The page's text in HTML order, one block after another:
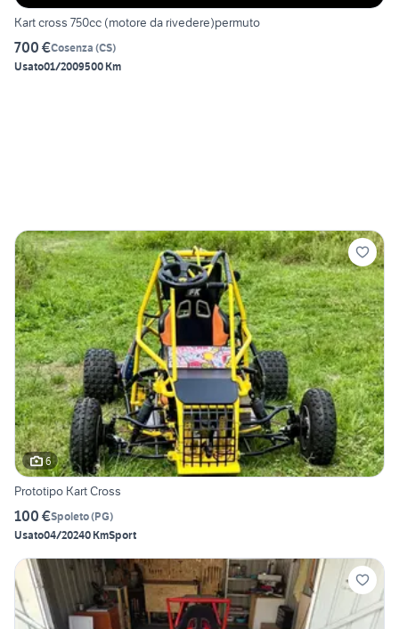
Kart cross 750cc (motore da rivedere)permuto
700 €Cosenza (CS)
Usato01/2009500 Km
6
Prototipo Kart Cross
100 €Spoleto(PG)
Usato04/20240 KmSport